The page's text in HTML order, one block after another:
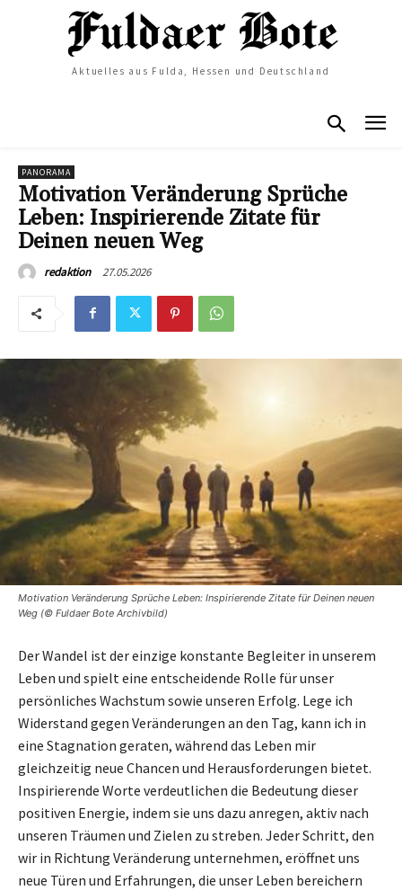
Aktuelles aus Fulda, Hessen und Deutschland
PANORAMA
Motivation Veränderung Sprüche
Leben: Inspirierende Zitate für
Deinen neuen Weg
redaktion 27.05.2026
Motivation Veränderung Sprüche Leben: Inspirierende Zitate für Deinen neuen
Weg (© Fuldaer Bote Archivbild)
Der Wandel ist der einzige konstante Begleiter in unserem
Leben und spielt eine entscheidende Rolle für unser
persönliches Wachstum sowie unseren Erfolg. Lege ich
Widerstand gegen Veränderungen an den Tag, kann ich in
eine Stagnation geraten, während das Leben mir
gleichzeitig neue Chancen und Herausforderungen bietet.
Inspirierende Worte verdeutlichen die Bedeutung dieser
positiven Energie, indem sie uns dazu anregen, aktiv nach
unseren Träumen und Zielen zu streben. Jeder Schritt, den
wir in Richtung Veränderung unternehmen, eröffnet uns
neue Türen und Erfahrungen, die unser Leben bereichern